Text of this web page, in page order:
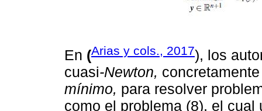
En (Arias y cols., 2017), los
cuasi-Newton,
mínimo, para resolver
como el problema (8), el